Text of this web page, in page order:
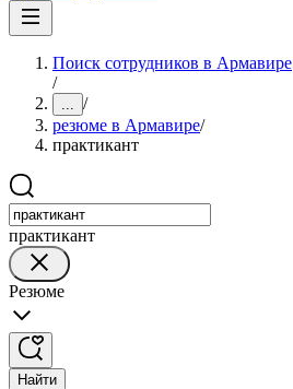
Поиск сотрудников в Армавире
/
... /
резюме в Армавире/
практикант
практикант
Резюме
Найти